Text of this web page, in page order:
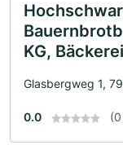
KG,
Glasbergweg 1,
0.0